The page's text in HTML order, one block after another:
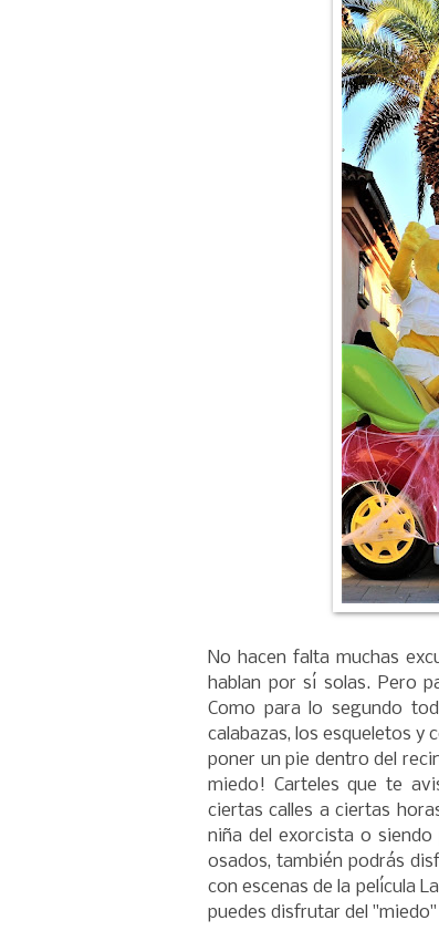
No hacen falta muchas
hablan por sí solas. Pero
Como para lo segundo
calabazas, los esqueletos y
poner un pie dentro del
miedo! Carteles que te
ciertas calles a ciertas
niña del exorcista o
osados, también podrás
con escenas de la película
puedes disfrutar del